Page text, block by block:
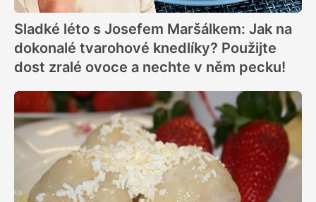
Sladké léto s Josefem Maršálkem: Jak na
dokonalé tvarohové knedlíky? Použijte
dost zralé ovoce a nechte v něm pecku!